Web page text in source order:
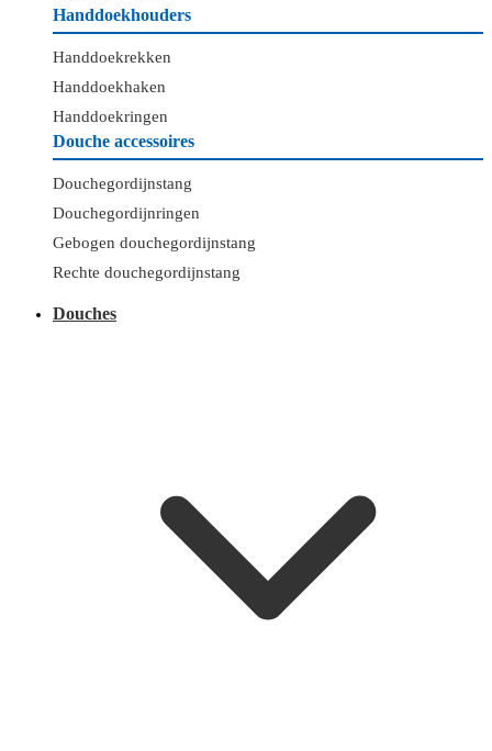
Handdoekhouders
Handdoekrekken
Handdoekhaken
Handdoekringen
Douche accessoires
Douchegordijnstang
Douchegordijnringen
Gebogen douchegordijnstang
Rechte douchegordijnstang
Douches